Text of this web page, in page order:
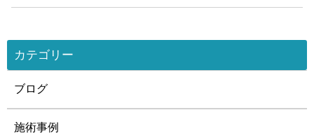
カテゴリー
ブログ
施術事例